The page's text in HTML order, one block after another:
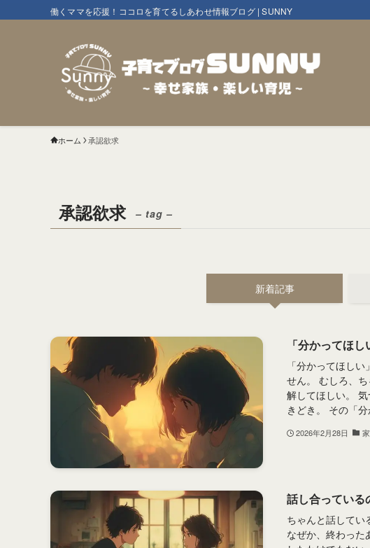
働くママを応援！ココロを育てるしあわせ情報ブログ | SUNNY
ホーム 承認欲求
承認欲求 – tag –
新着記事
「分かってほ
「分かってほし
せん。 むしろ、
解してほしい。
きどき。 その「
2026年2月28日
話し合っている
ちゃんと話してい
なぜか、終わった